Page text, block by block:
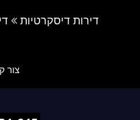
דירות דיסקרטיות
צור